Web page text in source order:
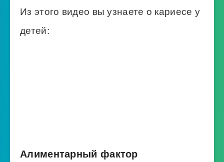
Из этого видео вы узнаете о кариесе у
детей:
Алиментарный фактор